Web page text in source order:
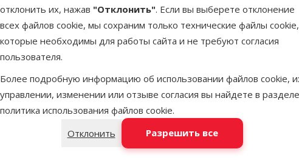
отклонить их, нажав "Отклонить". Если вы выберете отклонение
всех файлов cookie, мы сохраним только технические файлы cookie,
которые необходимы для работы сайта и не требуют согласия
пользователя.
Более подробную информацию об использовании файлов cookie,
управлении, изменении или отзыве согласия вы найдете в разделе
политика использования файлов cookie.
Отклонить
Разрешить все
Горные породы для аквариума: помогают создавать рельеф,
камень (пористый, лёгкий, с хорошей поверхностью для
специально обработанные камни с пещерами и отверстиями.
размещением в аквариуме камни необходимо тщательно промыть.
натуральные деревянные коряги придают аквариуму
использовать только специально подготовленную древесину,
лесу.
Живые аквариумные растения:хотя технически это живые
здоровую и красивую среду. Они производят кислород,
кормом для некоторых видов. Однако при этом важно помнить,